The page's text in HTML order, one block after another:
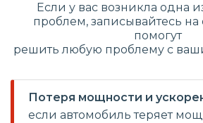
Если у вас возникла одна
проблем, записывайтесь на
помогут
решить любую проблему с
Потеря мощности и
если автомобиль теряет